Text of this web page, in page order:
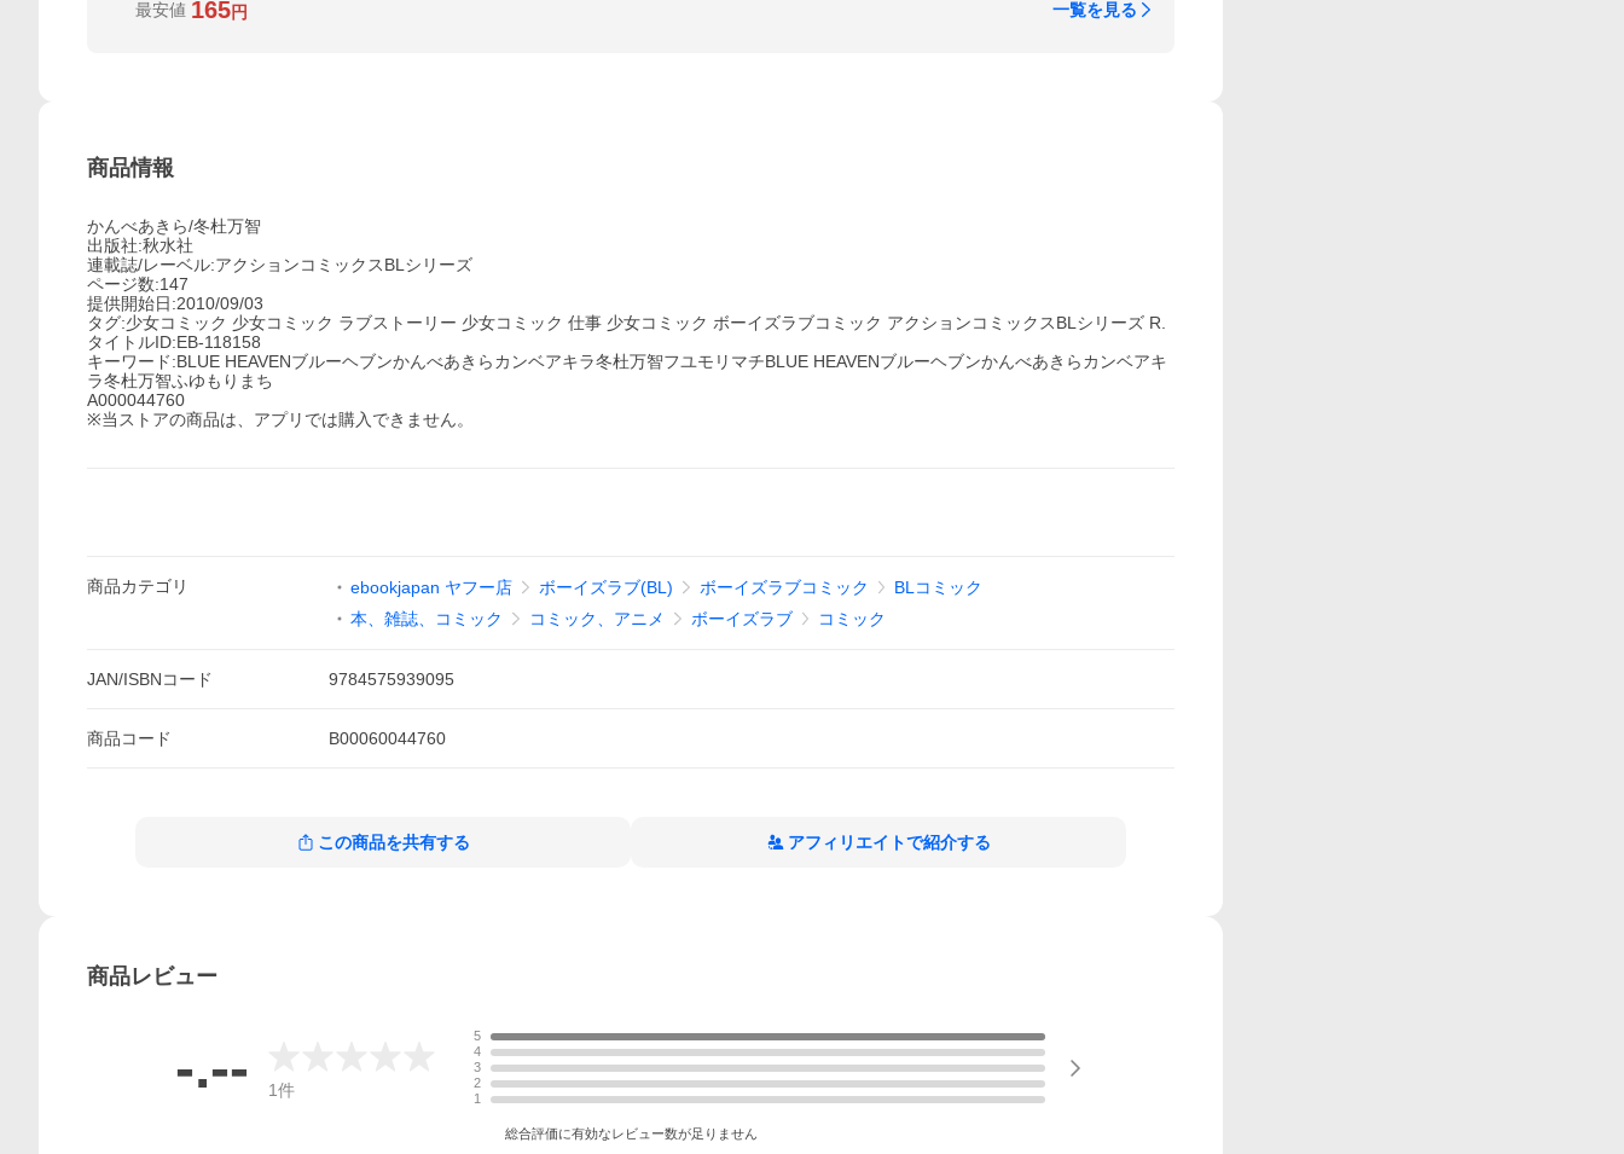
最安値 165円 一覧を見る
商品情報
かんべあきら/冬杜万智
出版社:秋水社
連載誌/レーベル:アクションコミックスBLシリーズ
ページ数:147
提供開始日:2010/09/03
タグ:少女コミック 少女コミック ラブストーリー 少女コミック 仕事 少女コミック ボーイズラブコミック アクションコミックスBLシリーズ R.
タイトルID:EB-118158
キーワード:BLUE HEAVENブルーヘブンかんべあきらカンベアキラ冬杜万智フユモリマチBLUE HEAVENブルーヘブンかんべあきらカンベアキ
ラ冬杜万智ふゆもりまち
A000044760
※当ストアの商品は、アプリでは購入できません。
商品カテゴリ ebookjapan ヤフー店 ボーイズラブ(BL) ボーイズラブコミック
BLコミック
本、雑誌、コミック
コミック、アニメ ボーイズラブ コミック
JAN/ISBNコード 9784575939095
商品コード B00060044760
この商品を共有する アフィリエイトで紹介する
商品レビュー
-.-- 1件
5
4
3
2
1
総合評価に有効なレビュー数が足りません